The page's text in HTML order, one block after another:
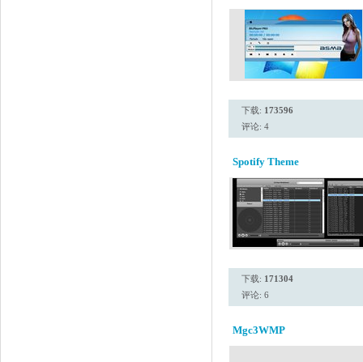
下载: 173596
评论: 4
Spotify Theme
下载: 171304
评论: 6
Mgc3WMP